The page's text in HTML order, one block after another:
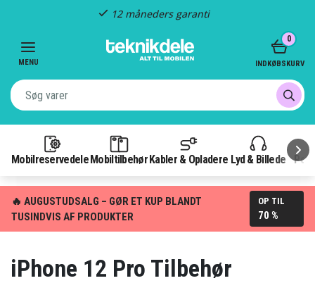
Hurtig levering
MENU
Mobilreservedele Mobiltilbehør Kabler & Opladere Lyd & Billede
0
INDKØBSKURV
🔥 AUGUSTUDSALG – GØR ET KUP BLANDT
TUSINDVIS AF PRODUKTER
OP TIL
70 %
iPhone 12 Pro Tilbehør